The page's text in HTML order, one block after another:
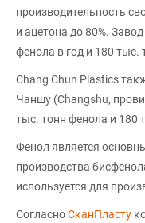
производительность
и ацетона до 80%.
фенола в год и 180 тыс.
Chang Chun Plastics
Чаншу (Changshu,
тыс. тонн фенола и 180
Фенол является
производства
используется для
СогласноСканПласту